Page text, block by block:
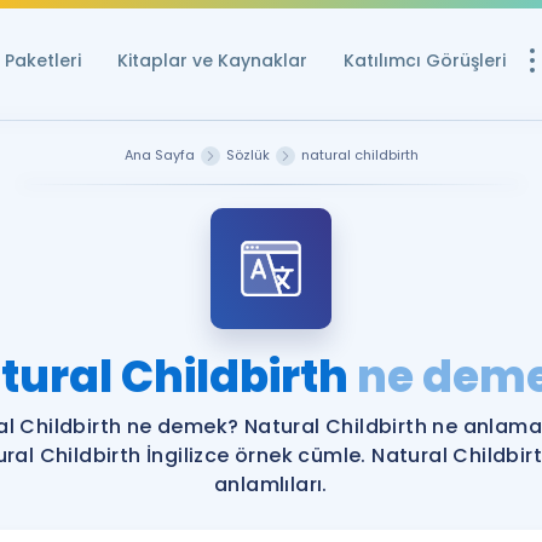
Paketleri Kitaplar ve Kaynaklar Katılımcı Görüşleri
Ücretsiz
YDS ve YÖKDİL
YDS ve YÖKDİL
YDS ve YÖKDİL'e
Ana Sayfa Sözlük natural childbirth
Childbirth ne
Childbirth ne demek? Natural Childbirth ne
Childbirth İngilizce örnek cümle. Natural
anlamlıları.